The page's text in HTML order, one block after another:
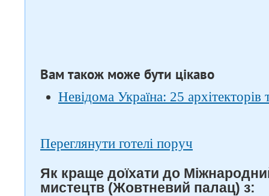
Вам також може бути цікаво
Невідома Україна: 25 архітекторів
Переглянути готелі поруч
Як краще доїхати до
мистецтв (Жовтневий палац) з: